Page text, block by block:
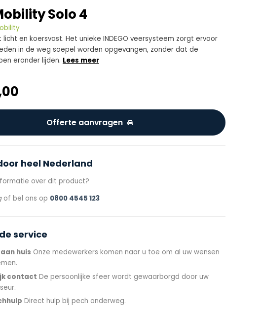
Solo 4
licht en koersvast. Het unieke INDEGO veersysteem zorgt ervoor
in de weg soepel worden opgevangen, zonder dat de
eronder lijden. Lees meer
Offerte aanvragen
heel Nederland
over dit product?
of bel ons op 0800 4545 123
service
huis Onze medewerkers komen naar u toe om al uw wensen
contact De persoonlijke sfeer wordt gewaarborgd door uw
Direct hulp bij pech onderweg.